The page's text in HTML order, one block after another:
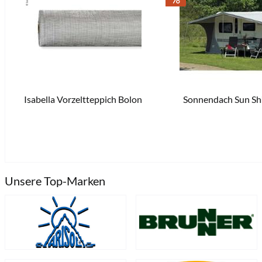
Isabella Vorzeltteppich Bolon Sonnendach Sun
Unsere Top-Marken